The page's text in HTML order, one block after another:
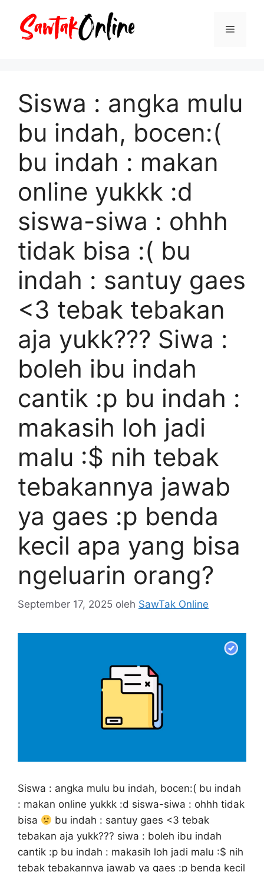
Menu
Siswa : angka mulu
bu indah, bocen:(
bu indah : makan
online yukkk :d
siswa-siwa : ohhh
tidak bisa :( bu
indah : santuy gaes
<3 tebak tebakan
aja yukk??? Siwa :
boleh ibu indah
cantik :p bu indah :
makasih loh jadi
malu :$ nih tebak
tebakannya jawab
ya gaes :p benda
kecil apa yang bisa
ngeluarin orang?
September 17, 2025 oleh SawTak Online
Siswa : angka mulu bu indah, bocen:( bu indah
: makan online yukkk :d siswa-siwa : ohhh tidak
bisa
bu indah : santuy gaes <3 tebak
tebakan aja yukk??? siwa : boleh ibu indah
cantik :p bu indah : makasih loh jadi malu :$ nih
tebak tebakannya jawab ya gaes :p benda kecil